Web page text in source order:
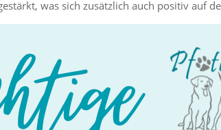
was sich zusätzlich auch positiv auf